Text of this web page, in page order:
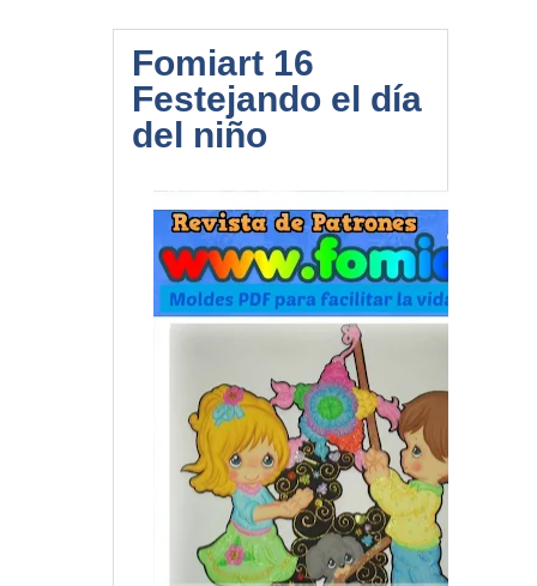
Fomiart 16
Festejando el día
del niño